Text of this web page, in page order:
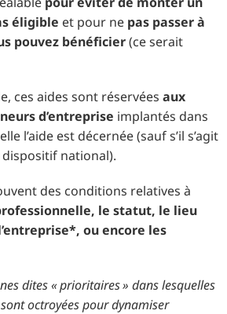
éligible et pour ne pas passer à
pouvez bénéficier(ce serait
ces aides sont réservées aux
d’entreprise implantés dans
l’aide est décernée (sauf s’il s’agit
dispositif national).
des conditions relatives à
le statut, le lieu
ou encore les
dites « prioritaires » dans lesquelles
octroyées pour dynamiser